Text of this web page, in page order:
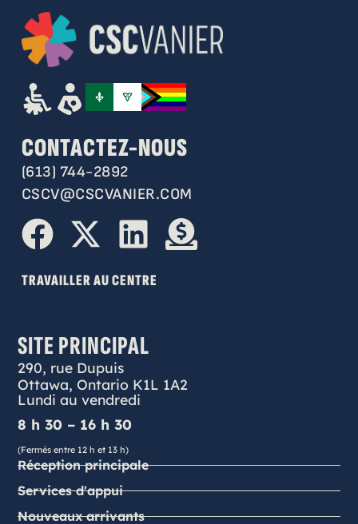
CONTACTEZ-NOUS
(613) 744-2892
CSCV@CSCVANIER.COM
TRAVAILLER AU CENTRE
SITE PRINCIPAL
290, rue Dupuis
Ottawa, Ontario K1L 1A2
Lundi au vendredi
8 h 30 – 16 h 30
(Fermés entre 12 h et 13 h)
Réception principale
Services d'appui
Nouveaux arrivants